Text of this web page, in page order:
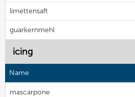
limettensaft
guarkernmehl
icing
Name
mascarpone